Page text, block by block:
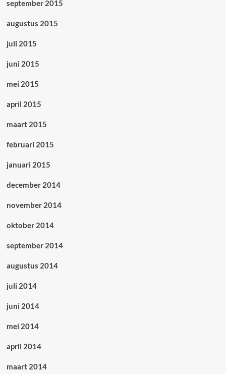
september 2015
augustus 2015
juli 2015
juni 2015
mei 2015
april 2015
maart 2015
februari 2015
januari 2015
december 2014
november 2014
oktober 2014
september 2014
augustus 2014
juli 2014
juni 2014
mei 2014
april 2014
maart 2014